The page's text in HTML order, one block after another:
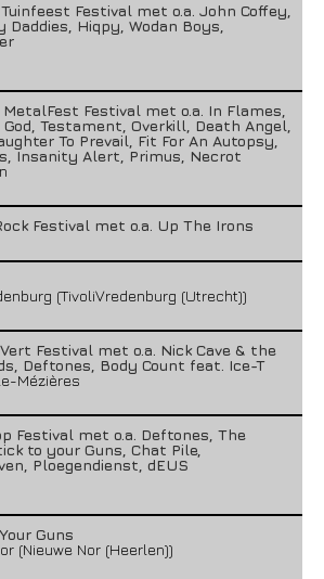
Festival met o.a. John Coffey,
Daddies, Hiqpy, Wodan Boys,
Festival met o.a. In Flames,
Testament, Overkill, Death Angel,
To Prevail, Fit For An Autopsy,
Insanity Alert, Primus, Necrot
Festival met o.a. Up The Irons
(TivoliVredenburg (Utrecht))
Festival met o.a. Nick Cave & the
Deftones, Body Count feat. Ice-T
Mézières
Festival met o.a. Deftones, The
to your Guns, Chat Pile,
Ploegendienst, dEUS
Guns
(Nieuwe Nor (Heerlen))